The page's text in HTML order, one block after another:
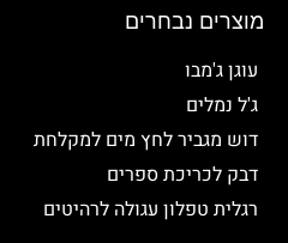
מוצרים נבחרים
עוגן ג'מבו
ג'ל נמלים
דוש מגביר לחץ מים למקלחת
דבק לכריכת ספרים
רגלית טפלון עגולה לרהיטים